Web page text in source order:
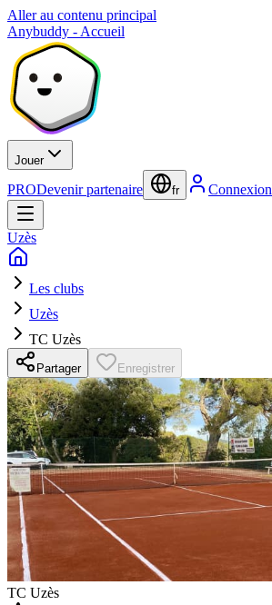
Aller au contenu principal
Anybuddy - Accueil
Jouer
PRODevenir partenaire fr Connexion
Uzès
Les clubs
Uzès
TC Uzès
Partager Enregistrer
TC Uzès